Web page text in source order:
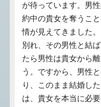
が待っています。男
約中の貴女を奪うこ
情が見えてきました
別れ、その男性と結
たら男性は貴女から
う。ですから、男性
り、このまま結婚し
は、貴女を本当に必